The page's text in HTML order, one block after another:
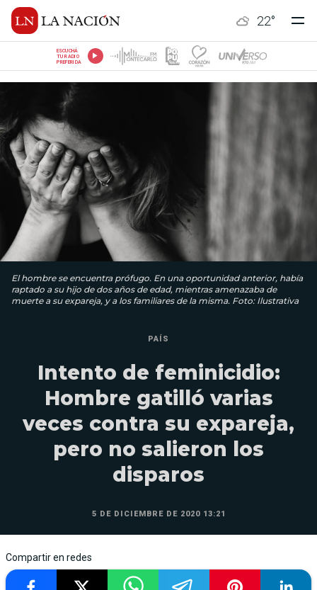
22°
ESCUCHÁ
TU RADIO
PREFERIDA
El hombre se encuentra prófugo. En una oportunidad anterior, había
raptado a su hijo de dos años de edad, mientras amenazaba de
muerte a su expareja, y a los familiares de la misma. Foto: Ilustrativa
PAÍS
Intento de feminicidio:
Hombre gatilló varias
veces contra su expareja,
pero no salieron los
disparos
5 DE DICIEMBRE DE 2020 13:21
Compartir en redes